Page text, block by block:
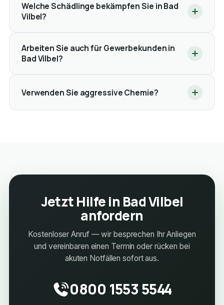
Welche Schädlinge bekämpfen Sie in Bad
Vilbel?
Arbeiten Sie auch für Gewerbekunden in
Bad Vilbel?
Verwenden Sie aggressive Chemie?
Jetzt Hilfe in Bad Vilbel
anfordern
Kostenloser Anruf — wir besprechen Ihr Anliegen
und vereinbaren einen Termin oder rücken bei
akuten Notfällen sofort aus.
0800 1553 5544